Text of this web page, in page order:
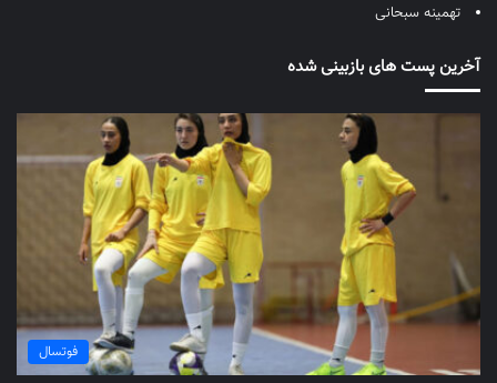
تهمینه سبحانی
آخرین پست های بازبینی شده
فوتسال